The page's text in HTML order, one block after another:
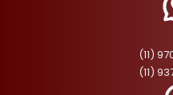
(11)
(11)